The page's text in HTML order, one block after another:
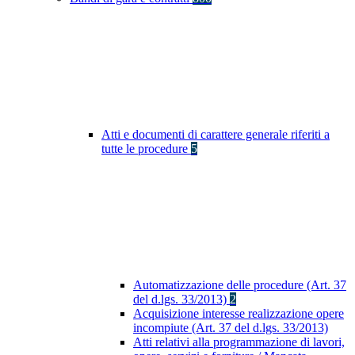
Atti e documenti di carattere generale riferiti a
tutte le procedure 5
Automatizzazione delle procedure (Art. 37
del d.lgs. 33/2013) 2
Acquisizione interesse realizzazione opere
incompiute (Art. 37 del d.lgs. 33/2013)
Atti relativi alla programmazione di lavori,